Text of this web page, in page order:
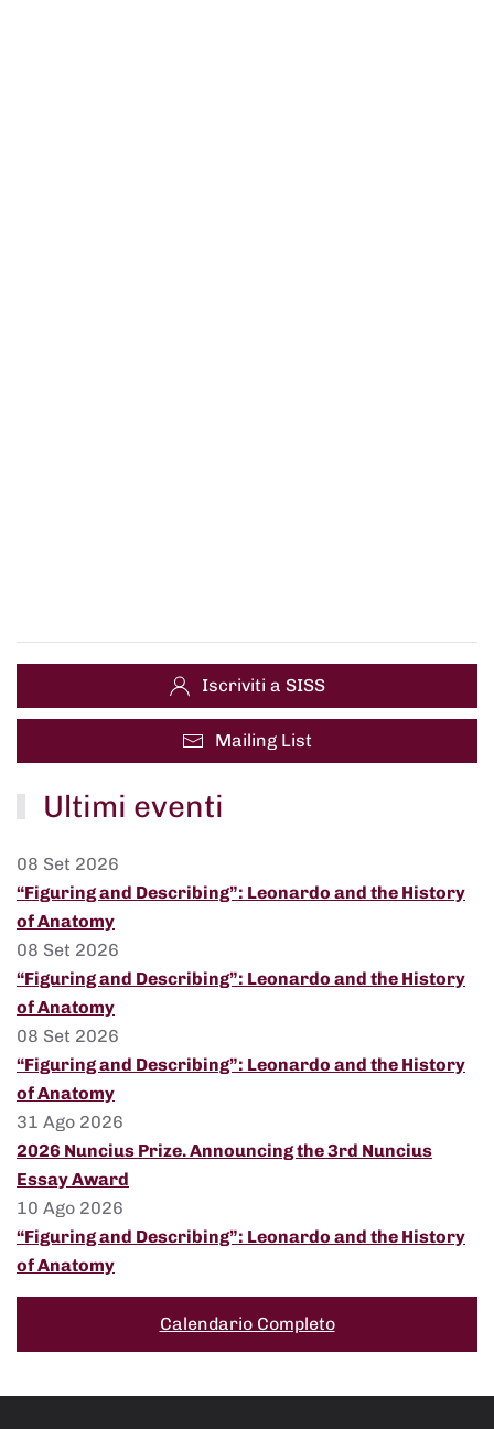
Iscriviti a SISS
Mailing List
Ultimi eventi
08 Set 2026
“Figuring and Describing”: Leonardo and the History
of Anatomy
08 Set 2026
“Figuring and Describing”: Leonardo and the History
of Anatomy
08 Set 2026
“Figuring and Describing”: Leonardo and the History
of Anatomy
31 Ago 2026
2026 Nuncius Prize. Announcing the 3rd Nuncius
Essay Award
10 Ago 2026
“Figuring and Describing”: Leonardo and the History
of Anatomy
Calendario Completo